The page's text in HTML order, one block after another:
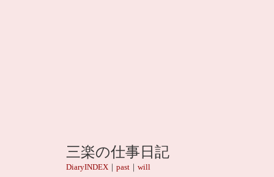
三楽の仕事日記
DiaryINDEX｜ past｜ will